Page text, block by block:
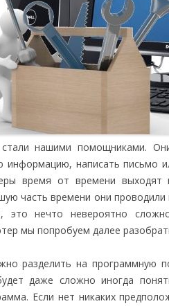
нашими помощниками.
информацию, написать письмо
время от времени
часть времени они
это нечто невероятно
мы попробуем далее
разделить на программную
даже сложно иногда
Если нет никаких